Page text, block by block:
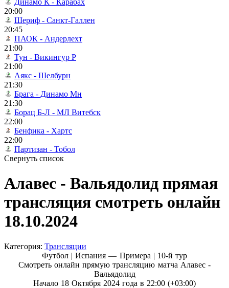
Динамо К - Карабах
20:00
Шериф - Санкт-Галлен
20:45
ПАОК - Андерлехт
21:00
Тун - Викингур Р
21:00
Аякс - Шелбурн
21:30
Брага - Динамо Мн
21:30
Борац Б-Л - МЛ Витебск
22:00
Бенфика - Хартс
22:00
Партизан - Тобол
Свернуть список
Алавес - Вальядолид прямая
трансляция смотреть онлайн
18.10.2024
Категория: Трансляции
Футбол | Испания — Примера | 10-й тур
Смотреть онлайн прямую трансляцию матча Алавес -
Вальядолид
Начало 18 Октября 2024 года в 22:00 (+03:00)